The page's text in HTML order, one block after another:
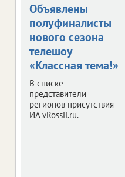
Объявлены
полуфиналисты
нового сезона
телешоу
«Классная тема!»
В списке –
представители
регионов присутствия
ИА vRossii.ru.